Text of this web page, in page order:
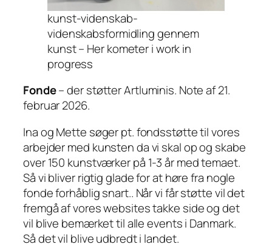
kunst-videnskab-
videnskabsformidling gennem
kunst – Her kometer i work in
progress
Fonde– der støtter Artluminis. Note af 21.
februar 2026.
Ina og Mette søger pt. fondsstøtte til vores
arbejder med kunsten da vi skal op og skabe
over 150 kunstværker på 1-3 år med temaet.
Så vi bliver rigtig glade for at høre fra nogle
fonde forhåblig snart.. Når vi får støtte vil det
fremgå af vores websites takke side og det
vil blive bemærket til alle events i Danmark.
Så det vil blive udbredt i landet.